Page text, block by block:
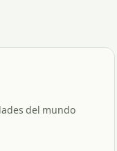
del mundo